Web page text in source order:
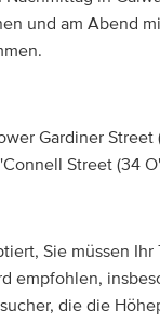
und am Abend
Gardiner
Street (34
Sie müssen
empfohlen,
die die